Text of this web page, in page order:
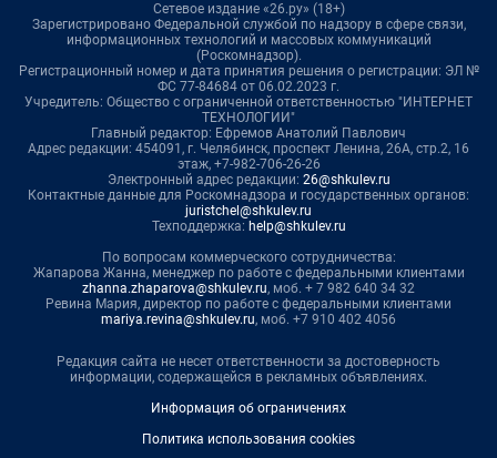
Сетевое издание «26.ру» (18+)
Зарегистрировано Федеральной службой по надзору в сфере связи,
информационных технологий и массовых коммуникаций
(Роскомнадзор).
Регистрационный номер и дата принятия решения о регистрации: ЭЛ №
ФС 77-84684 от 06.02.2023 г.
Учредитель: Общество с ограниченной ответственностью "ИНТЕРНЕТ
ТЕХНОЛОГИИ"
Главный редактор: Ефремов Анатолий Павлович
Адрес редакции: 454091, г. Челябинск, проспект Ленина, 26А, стр.2, 16
этаж, +7-982-706-26-26
Электронный адрес редакции: 26@shkulev.ru
Контактные данные для Роскомнадзора и государственных органов:
juristchel@shkulev.ru
Техподдержка: help@shkulev.ru
По вопросам коммерческого сотрудничества:
Жапарова Жанна, менеджер по работе с федеральными клиентами
zhanna.zhaparova@shkulev.ru, моб. + 7 982 640 34 32
Ревина Мария, директор по работе с федеральными клиентами
mariya.revina@shkulev.ru, моб. +7 910 402 4056
Редакция сайта не несет ответственности за достоверность
информации, содержащейся в рекламных объявлениях.
Информация об ограничениях
Политика использования cookies